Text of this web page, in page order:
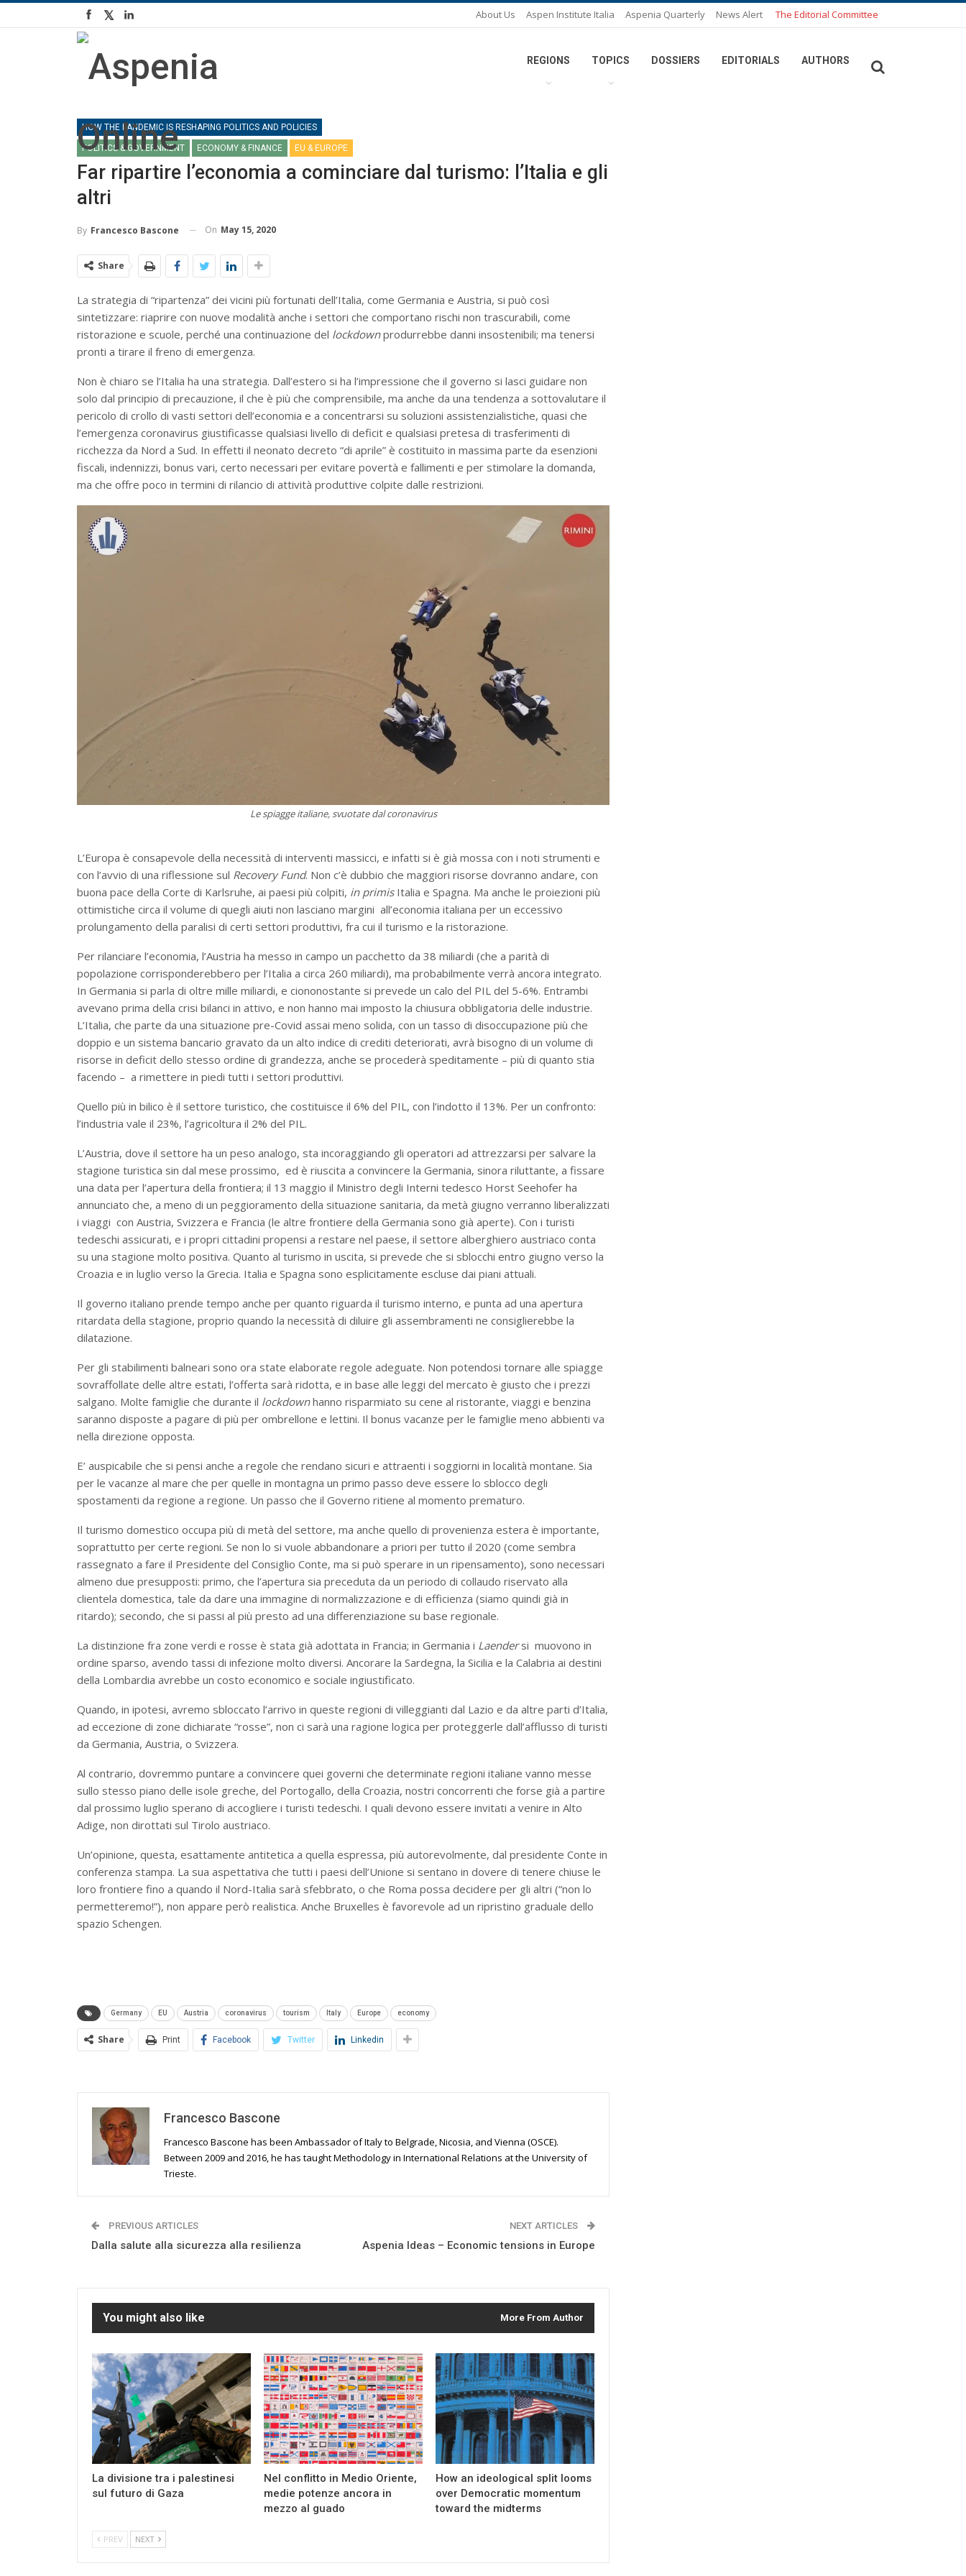
About Us Aspen Institute Italia Aspenia Quarterly News Alert The Editorial Committee
REGIONS TOPICS DOSSIERS EDITORIALS AUTHORS
HOW THE PANDEMIC IS RESHAPING POLITICS AND POLICIES
POLITICS & GOVERNMENT ECONOMY & FINANCE EU & EUROPE
Far ripartire l’economia a cominciare dal turismo: l’Italia e gli
altri
By Francesco Bascone On May 15, 2020
Share
La strategia di “ripartenza” dei vicini più fortunati dell’Italia, come Germania e Austria, si può così
sintetizzare: riaprire con nuove modalità anche i settori che comportano rischi non trascurabili, come
ristorazione e scuole, perché una continuazione del lockdownprodurrebbe danni insostenibili; ma tenersi
pronti a tirare il freno di emergenza.
Non è chiaro se l’Italia ha una strategia. Dall’estero si ha l’impressione che il governo si lasci guidare non
solo dal principio di precauzione, il che è più che comprensibile, ma anche da una tendenza a sottovalutare il
pericolo di crollo di vasti settori dell’economia e a concentrarsi su soluzioni assistenzialistiche, quasi che
l’emergenza coronavirus giustificasse qualsiasi livello di deficit e qualsiasi pretesa di trasferimenti di
ricchezza da Nord a Sud. In effetti il neonato decreto “di aprile” è costituito in massima parte da esenzioni
fiscali, indennizzi, bonus vari, certo necessari per evitare povertà e fallimenti e per stimolare la domanda,
ma che offre poco in termini di rilancio di attività produttive colpite dalle restrizioni.
Le spiagge italiane, svuotate dal coronavirus
L’Europa è consapevole della necessità di interventi massicci, e infatti si è già mossa con i noti strumenti e
con l’avvio di una riflessione sul Recovery Fund. Non c’è dubbio che maggiori risorse dovranno andare, con
buona pace della Corte di Karlsruhe, ai paesi più colpiti, in primisItalia e Spagna. Ma anche le proiezioni più
ottimistiche circa il volume di quegli aiuti non lasciano margini all’economia italiana per un eccessivo
prolungamento della paralisi di certi settori produttivi, fra cui il turismo e la ristorazione.
Per rilanciare l’economia, l’Austria ha messo in campo un pacchetto da 38 miliardi (che a parità di
popolazione corrisponderebbero per l’Italia a circa 260 miliardi), ma probabilmente verrà ancora integrato.
In Germania si parla di oltre mille miliardi, e ciononostante si prevede un calo del PIL del 5-6%. Entrambi
avevano prima della crisi bilanci in attivo, e non hanno mai imposto la chiusura obbligatoria delle industrie.
L’Italia, che parte da una situazione pre-Covid assai meno solida, con un tasso di disoccupazione più che
doppio e un sistema bancario gravato da un alto indice di crediti deteriorati, avrà bisogno di un volume di
risorse in deficit dello stesso ordine di grandezza, anche se procederà speditamente – più di quanto stia
facendo – a rimettere in piedi tutti i settori produttivi.
Quello più in bilico è il settore turistico, che costituisce il 6% del PIL, con l’indotto il 13%. Per un confronto:
l’industria vale il 23%, l’agricoltura il 2% del PIL.
L’Austria, dove il settore ha un peso analogo, sta incoraggiando gli operatori ad attrezzarsi per salvare la
stagione turistica sin dal mese prossimo, ed è riuscita a convincere la Germania, sinora riluttante, a fissare
una data per l’apertura della frontiera; il 13 maggio il Ministro degli Interni tedesco Horst Seehofer ha
annunciato che, a meno di un peggioramento della situazione sanitaria, da metà giugno verranno liberalizzati
i viaggi con Austria, Svizzera e Francia (le altre frontiere della Germania sono già aperte). Con i turisti
tedeschi assicurati, e i propri cittadini propensi a restare nel paese, il settore alberghiero austriaco conta
su una stagione molto positiva. Quanto al turismo in uscita, si prevede che si sblocchi entro giugno verso la
Croazia e in luglio verso la Grecia. Italia e Spagna sono esplicitamente escluse dai piani attuali.
Il governo italiano prende tempo anche per quanto riguarda il turismo interno, e punta ad una apertura
ritardata della stagione, proprio quando la necessità di diluire gli assembramenti ne consiglierebbe la
dilatazione.
Per gli stabilimenti balneari sono ora state elaborate regole adeguate. Non potendosi tornare alle spiagge
sovraffollate delle altre estati, l’offerta sarà ridotta, e in base alle leggi del mercato è giusto che i prezzi
salgano. Molte famiglie che durante il lockdownhanno risparmiato su cene al ristorante, viaggi e benzina
saranno disposte a pagare di più per ombrellone e lettini. Il bonus vacanze per le famiglie meno abbienti va
nella direzione opposta.
E’ auspicabile che si pensi anche a regole che rendano sicuri e attraenti i soggiorni in località montane. Sia
per le vacanze al mare che per quelle in montagna un primo passo deve essere lo sblocco degli
spostamenti da regione a regione. Un passo che il Governo ritiene al momento prematuro.
Il turismo domestico occupa più di metà del settore, ma anche quello di provenienza estera è importante,
soprattutto per certe regioni. Se non lo si vuole abbandonare a priori per tutto il 2020 (come sembra
rassegnato a fare il Presidente del Consiglio Conte, ma si può sperare in un ripensamento), sono necessari
almeno due presupposti: primo, che l’apertura sia preceduta da un periodo di collaudo riservato alla
clientela domestica, tale da dare una immagine di normalizzazione e di efficienza (siamo quindi già in
ritardo); secondo, che si passi al più presto ad una differenziazione su base regionale.
La distinzione fra zone verdi e rosse è stata già adottata in Francia; in Germania i Laendersi muovono in
ordine sparso, avendo tassi di infezione molto diversi. Ancorare la Sardegna, la Sicilia e la Calabria ai destini
della Lombardia avrebbe un costo economico e sociale ingiustificato.
Quando, in ipotesi, avremo sbloccato l’arrivo in queste regioni di villeggianti dal Lazio e da altre parti d’Italia,
ad eccezione di zone dichiarate “rosse”, non ci sarà una ragione logica per proteggerle dall’afflusso di turisti
da Germania, Austria, o Svizzera.
Al contrario, dovremmo puntare a convincere quei governi che determinate regioni italiane vanno messe
sullo stesso piano delle isole greche, del Portogallo, della Croazia, nostri concorrenti che forse già a partire
dal prossimo luglio sperano di accogliere i turisti tedeschi. I quali devono essere invitati a venire in Alto
Adige, non dirottati sul Tirolo austriaco.
Un’opinione, questa, esattamente antitetica a quella espressa, più autorevolmente, dal presidente Conte in
conferenza stampa. La sua aspettativa che tutti i paesi dell’Unione si sentano in dovere di tenere chiuse le
loro frontiere fino a quando il Nord-Italia sarà sfebbrato, o che Roma possa decidere per gli altri (“non lo
permetteremo!”), non appare però realistica. Anche Bruxelles è favorevole ad un ripristino graduale dello
spazio Schengen.
Germany EU Austria coronavirus tourism Italy Europe economy
Share Print Facebook Twitter Linkedin
Francesco Bascone
Francesco Bascone has been Ambassador of Italy to Belgrade, Nicosia, and Vienna (OSCE).
Between 2009 and 2016, he has taught Methodology in International Relations at the University of
Trieste.
PREVIOUS ARTICLES
Dalla salute alla sicurezza alla resilienza
NEXT ARTICLES
Aspenia Ideas – Economic tensions in Europe
You might also like More From Author
La divisione tra i palestinesi
sul futuro di Gaza
Nel conflitto in Medio Oriente,
medie potenze ancora in
mezzo al guado
How an ideological split looms
over Democratic momentum
toward the midterms
PREV NEXT